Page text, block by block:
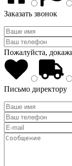
Заказать звонок
Пожалуйста,
Письмо директору